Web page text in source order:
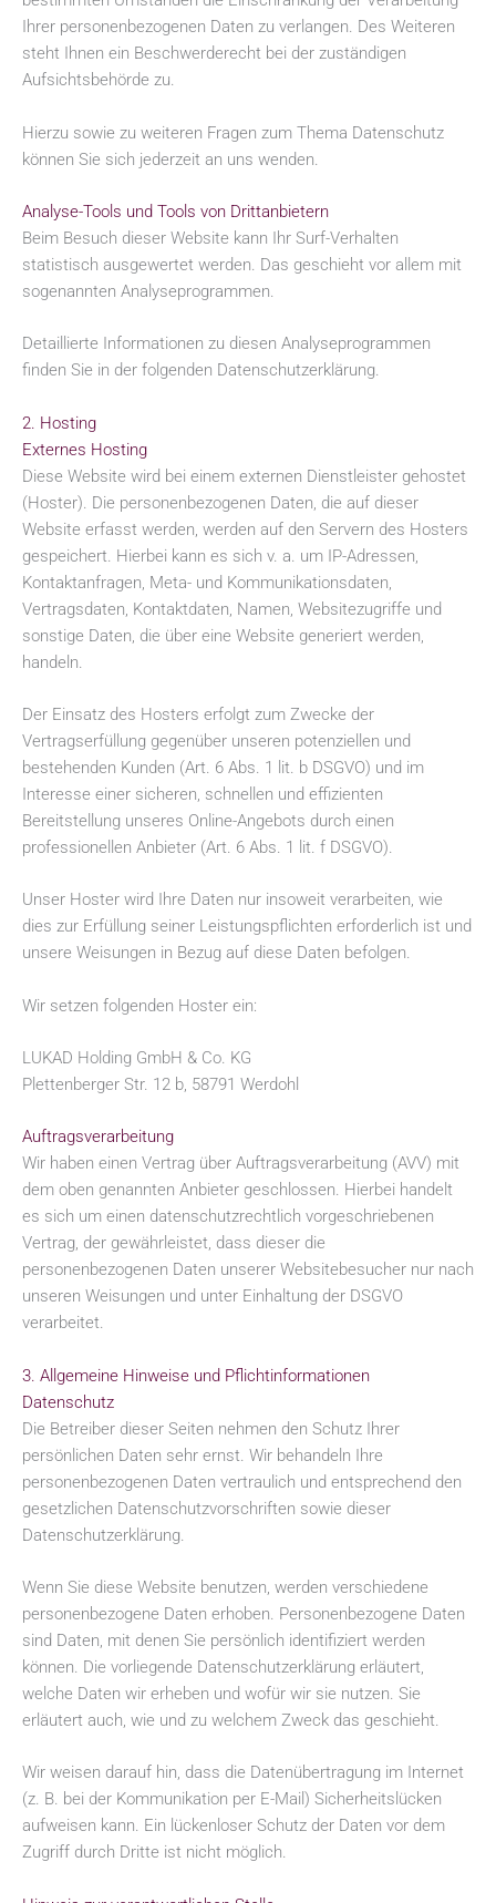
Ihrer personenbezogenen Daten zu verlangen. Des Weiteren
steht Ihnen ein Beschwerderecht bei der zuständigen
Aufsichtsbehörde zu.
Hierzu sowie zu weiteren Fragen zum Thema Datenschutz
können Sie sich jederzeit an uns wenden.
Analyse-Tools und Tools von Dritt­anbietern
Beim Besuch dieser Website kann Ihr Surf-Verhalten
statistisch ausgewertet werden. Das geschieht vor allem mit
sogenannten Analyseprogrammen.
Detaillierte Informationen zu diesen Analyseprogrammen
finden Sie in der folgenden Datenschutzerklärung.
2. Hosting
Externes Hosting
Diese Website wird bei einem externen Dienstleister gehostet
(Hoster). Die personenbezogenen Daten, die auf dieser
Website erfasst werden, werden auf den Servern des Hosters
gespeichert. Hierbei kann es sich v. a. um IP-Adressen,
Kontaktanfragen, Meta- und Kommunikationsdaten,
Vertragsdaten, Kontaktdaten, Namen, Websitezugriffe und
sonstige Daten, die über eine Website generiert werden,
handeln.
Der Einsatz des Hosters erfolgt zum Zwecke der
Vertragserfüllung gegenüber unseren potenziellen und
bestehenden Kunden (Art. 6 Abs. 1 lit. b DSGVO) und im
Interesse einer sicheren, schnellen und effizienten
Bereitstellung unseres Online-Angebots durch einen
professionellen Anbieter (Art. 6 Abs. 1 lit. f DSGVO).
Unser Hoster wird Ihre Daten nur insoweit verarbeiten, wie
dies zur Erfüllung seiner Leistungspflichten erforderlich ist und
unsere Weisungen in Bezug auf diese Daten befolgen.
Wir setzen folgenden Hoster ein:
LUKAD Holding GmbH & Co. KG
Plettenberger Str. 12 b, 58791 Werdohl
Auftragsverarbeitung
Wir haben einen Vertrag über Auftragsverarbeitung (AVV) mit
dem oben genannten Anbieter geschlossen. Hierbei handelt
es sich um einen datenschutzrechtlich vorgeschriebenen
Vertrag, der gewährleistet, dass dieser die
personenbezogenen Daten unserer Websitebesucher nur nach
unseren Weisungen und unter Einhaltung der DSGVO
verarbeitet.
3. Allgemeine Hinweise und Pflicht­informationen
Datenschutz
Die Betreiber dieser Seiten nehmen den Schutz Ihrer
persönlichen Daten sehr ernst. Wir behandeln Ihre
personenbezogenen Daten vertraulich und entsprechend den
gesetzlichen Datenschutzvorschriften sowie dieser
Datenschutzerklärung.
Wenn Sie diese Website benutzen, werden verschiedene
personenbezogene Daten erhoben. Personenbezogene Daten
sind Daten, mit denen Sie persönlich identifiziert werden
können. Die vorliegende Datenschutzerklärung erläutert,
welche Daten wir erheben und wofür wir sie nutzen. Sie
erläutert auch, wie und zu welchem Zweck das geschieht.
Wir weisen darauf hin, dass die Datenübertragung im Internet
(z. B. bei der Kommunikation per E-Mail) Sicherheitslücken
aufweisen kann. Ein lückenloser Schutz der Daten vor dem
Zugriff durch Dritte ist nicht möglich.